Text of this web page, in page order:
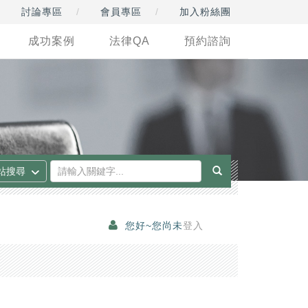
討論專區 會員專區 加入粉絲團
成功案例 法律QA 預約諮詢
您好~您尚未登入